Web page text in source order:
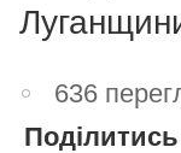
636